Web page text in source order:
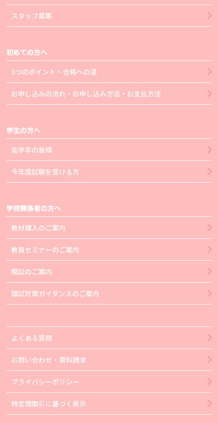
スタッフ募集
初めての方へ
3つのポイント・合格への道
お申し込みの流れ・お申し込み方法・お支払方法
学生の方へ
低学年の皆様
今年度試験を受ける方
学校関係者の方へ
教材購入のご案内
教員セミナーのご案内
模試のご案内
国試対策ガイダンスのご案内
よくある質問
お問い合わせ・資料請求
プライバシーポリシー
特定商取引に基づく表示